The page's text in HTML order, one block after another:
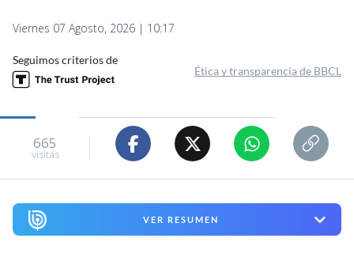
Viernes 07 Agosto, 2026 | 10:17
Seguimos criterios de
Ética y transparencia de BBCL
665
visitas
VER RESUMEN